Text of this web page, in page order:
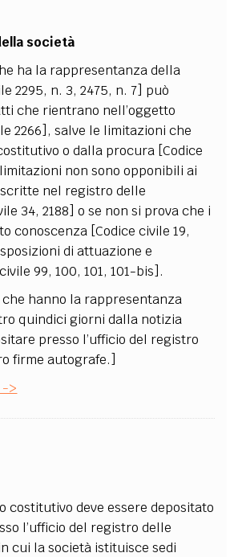
società
ha la rappresentanza della
2295, n. 3, 2475, n. 7] può
che rientrano nell’oggetto
2266], salve le limitazioni che
o dalla procura [Codice
non sono opponibili ai
nel registro delle
34, 2188] o se non si prova che i
conoscenza [Codice civile 19,
di attuazione e
99, 100, 101, 101-bis].
hanno la rappresentanza
quindici giorni dalla notizia
presso l’ufficio del registro
firme autografe.]
->
costitutivo deve essere depositato
l’ufficio del registro delle
cui la società istituisce sedi